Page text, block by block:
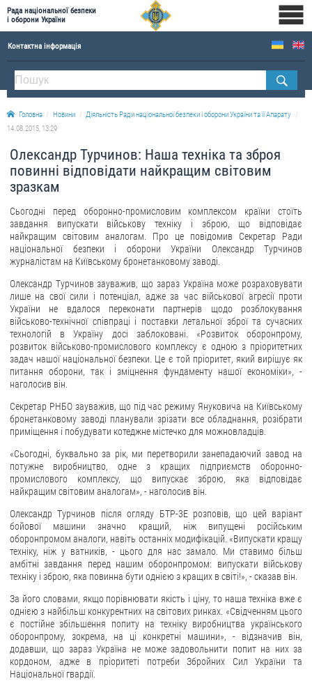
Рада національної безпеки
і оборони України
Контактна інформація
ПРО РНБОУ
Склад Ради національної безпеки і оборони України
Апарат Ради національної безпеки і оборони України
Історична довідка про діяльність Ради національної безпеки і оборони України
ОФІЦІЙНІ ДОКУМЕНТИ
ПРЕСЦЕНТР
Новини
Drone Deals
Фотогалерея
Відеогалерея
ЗВЕРНЕННЯ ГРОМАДЯН
Звернення громадян
Електронне звернення
ДОСТУП ДО ПУБЛІЧНОЇ ІНФОРМАЦІЇ
Запит на отримання публічної інформації
Облік публічної інформації
Публічні закупівлі
Внутрішній аудит
ДЕРЖАВНИЙ РЕЄСТР САНКЦІЙ
Головна Новини
Діяльність Ради національної безпеки і оборони України та її Апарату
14.08.2015, 13:29
Олександр Турчинов: Наша техніка та зброя
повинні відповідати найкращим світовим
зразкам
Сьогодні перед оборонно-промисловим комплексом країни стоїть
завдання випускати військову техніку і зброю, що відповідає
найкращим світовим аналогам. Про це повідомив Секретар Ради
національної безпеки і оборони України Олександр Турчинов
журналістам на Київському бронетанковому заводі.
Олександр Турчинов зауважив, що зараз Україна може розраховувати
лише на свої сили і потенціал, адже за час військової агресії проти
України не вдалося переконати партнерів щодо розблокування
військово-технічної співпраці і поставки летальної зброї та сучасних
технологій в Україну досі заблоковані. «Розвиток оборонпрому,
розвиток військово-промислового комплексу є одною з пріоритетних
задач нашої національної безпеки. Це є той пріоритет, який вирішує як
питання оборони, так і зміцнення фундаменту нашої економіки», -
наголосив він.
Секретар РНБО зауважив, що під час режиму Януковича на Київському
бронетанковому заводі планували зрізати все обладнання, розібрати
приміщення і побудувати котеджне містечко для можновладців.
«Сьогодні, буквально за рік, ми перетворили занепадаючий завод на
потужне виробництво, одне з кращих підприємств оборонно-
промислового комплексу, що випускає зброю, яка відповідає
найкращим світовим аналогам», - наголосив він.
Олександр Турчинов після огляду БТР-3Е розповів, що цей варіант
бойової машини значно кращий, ніж випущені російським
оборонпромом аналоги, навіть останніх модифікацій. «Випускати кращу
техніку, ніж у ватників, - цього для нас замало. Ми ставимо більш
амбітні завдання перед нашим оборонпромом: випускати військову
техніку і зброю, яка повинна бути однією з кращих в світі!», - сказав він.
За його словами, якщо порівнювати якість і ціну, то наша техніка вже є
однією з найбільш конкурентних на світових ринках. «Свідченням цього
є постійне збільшення попиту на техніку виробництва українського
оборонпрому, зокрема, на ці конкретні машини», - відзначив він,
додавши, що зараз Україна не може задовольнити попит на них за
кордоном, адже в пріоритеті потреби Збройних Сил України та
Національної гвардії.